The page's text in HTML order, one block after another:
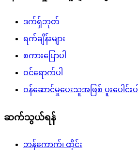
ဒက်ရှ်ဘုတ်
ရက်ချိန်းများ
စကားပြောပါ
ဝင်ရောက်ပါ
ဝန်ဆောင်မှုပေးသူအဖြစ် ပူးပေါင်းပါ
ဆက်သွယ်ရန်
ဘန်ကောက်၊ ထိုင်း